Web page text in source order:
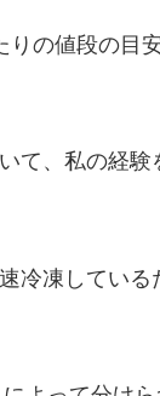
の値段の目
て、私の経
冷凍してい